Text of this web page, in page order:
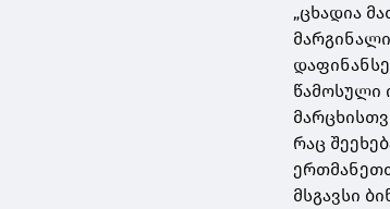
„ცხადია
წამოსული
რაც
მსგავსი